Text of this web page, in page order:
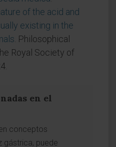
of the acid and
existing in the
. Philosophical
Royal Society of
en el
conceptos
gástrica, puede